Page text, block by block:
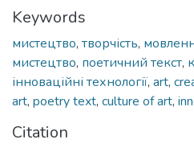
Keywords
мистецтво, творчість,
мистецтво, поетичний текст,
інноваційні технології, art,
art, poetry text, culture of art,
Citation